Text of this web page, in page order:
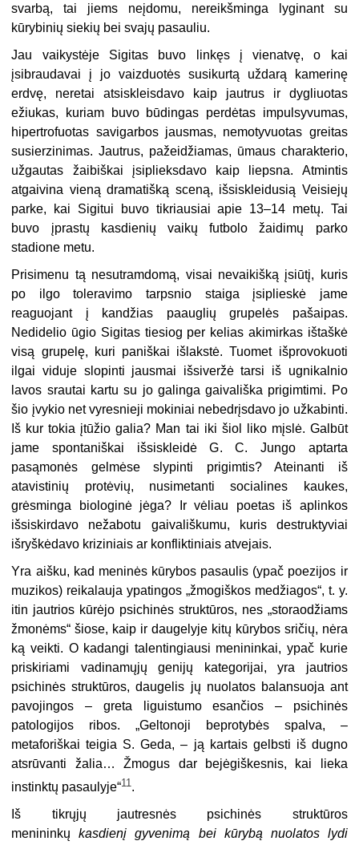
svarbą, tai jiems neįdomu, nereikšminga lyginant su
kūrybinių siekių bei svajų pasauliu.
Jau vaikystėje Sigitas buvo linkęs į vienatvę, o kai
įsibraudavai į jo vaizduotės susikurtą uždarą kamerinę
erdvę, neretai atsiskleisdavo kaip jautrus ir dygliuotas
ežiukas, kuriam buvo būdingas perdėtas impulsyvumas,
hipertrofuotas savigarbos jausmas, nemotyvuotas greitas
susierzinimas. Jautrus, pažeidžiamas, ūmaus charakterio,
užgautas žaibiškai įsiplieksdavo kaip liepsna. Atmintis
atgaivina vieną dramatišką sceną, išsiskleidusią Veisiejų
parke, kai Sigitui buvo tikriausiai apie 13–14 metų. Tai
buvo įprastų kasdienių vaikų futbolo žaidimų parko
stadione metu.
Prisimenu tą nesutramdomą, visai nevaikišką įsiūtį, kuris
po ilgo toleravimo tarpsnio staiga įsiplieskė jame
reaguojant į kandžias paauglių grupelės pašaipas.
Nedidelio ūgio Sigitas tiesiog per kelias akimirkas ištaškė
visą grupelę, kuri paniškai išlakstė. Tuomet išprovokuoti
ilgai viduje slopinti jausmai išsiveržė tarsi iš ugnikalnio
lavos srautai kartu su jo galinga gaivališka prigimtimi. Po
šio įvykio net vyresnieji mokiniai nebedrįsdavo jo užkabinti.
Iš kur tokia įtūžio galia? Man tai iki šiol liko mįslė. Galbūt
jame spontaniškai išsiskleidė G. C. Jungo aptarta
pasąmonės gelmėse slypinti prigimtis? Ateinanti iš
atavistinių protėvių, nusimetanti socialines kaukes,
grėsminga biologinė jėga? Ir vėliau poetas iš aplinkos
išsiskirdavo nežabotu gaivališkumu, kuris destruktyviai
išryškėdavo kriziniais ar konfliktiniais atvejais.
Yra aišku, kad meninės kūrybos pasaulis (ypač poezijos ir
muzikos) reikalauja ypatingos „žmogiškos medžiagos“, t. y.
itin jautrios kūrėjo psichinės struktūros, nes „storaodžiams
žmonėms“ šiose, kaip ir daugelyje kitų kūrybos sričių, nėra
ką veikti. O kadangi talentingiausi menininkai, ypač kurie
priskiriami vadinamųjų genijų kategorijai, yra jautrios
psichinės struktūros, daugelis jų nuolatos balansuoja ant
pavojingos – greta liguistumo esančios – psichinės
patologijos ribos. „Geltonoji beprotybės spalva, –
metaforiškai teigia S. Geda, – ją kartais gelbsti iš dugno
atsrūvanti žalia… Žmogus dar bejėgiškesnis, kai lieka
instinktų pasaulyje“11 .
Iš tikrųjų jautresnės psichinės struktūros
menininkųkasdienį gyvenimą bei kūrybą nuolatos lydi